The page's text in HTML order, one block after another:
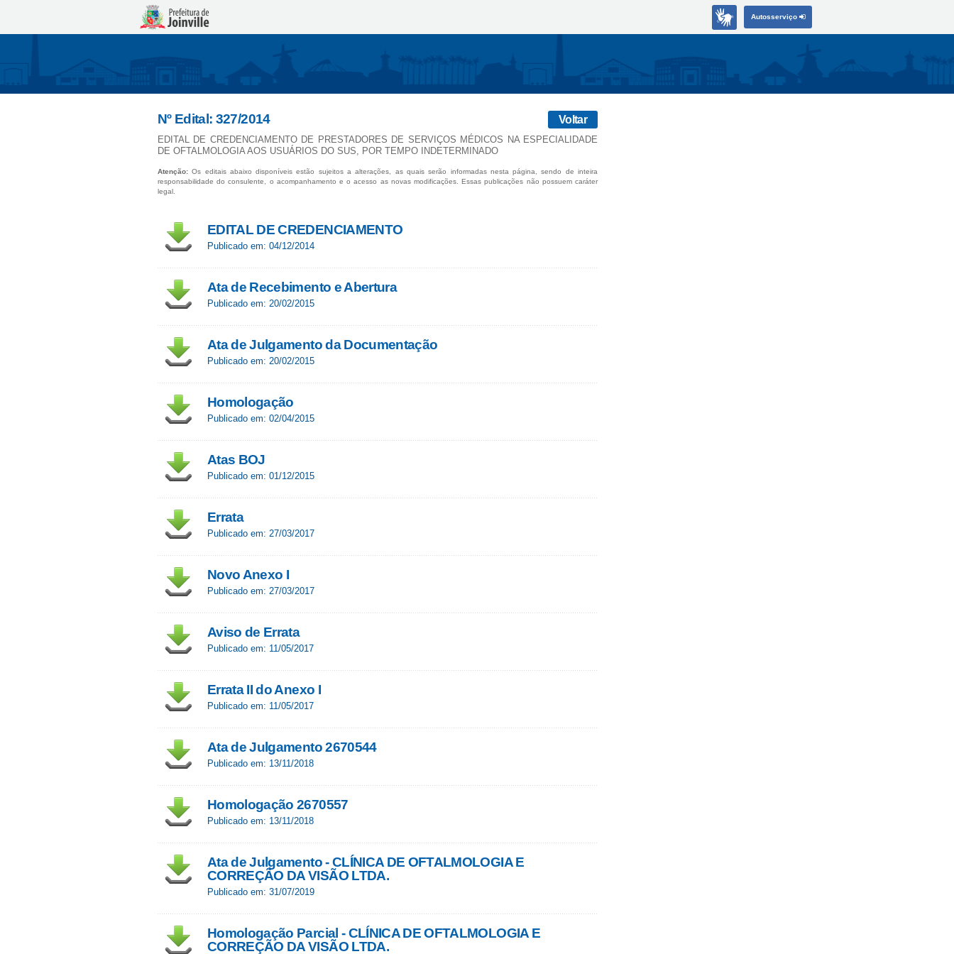
Autosserviço
Nº Edital: 327/2014 Voltar
EDITAL DE CREDENCIAMENTO DE PRESTADORES DE SERVIÇOS MÉDICOS NA ESPECIALIDADE
DE OFTALMOLOGIA AOS USUÁRIOS DO SUS, POR TEMPO INDETERMINADO
Atenção: Os editais abaixo disponíveis estão sujeitos a alterações, as quais serão informadas nesta página, sendo de inteira
responsabilidade do consulente, o acompanhamento e o acesso as novas modificações. Essas publicações não possuem caráter
legal.
EDITAL DE CREDENCIAMENTO
Publicado em: 04/12/2014
Ata de Recebimento e Abertura
Publicado em: 20/02/2015
Ata de Julgamento da Documentação
Publicado em: 20/02/2015
Homologação
Publicado em: 02/04/2015
Atas BOJ
Publicado em: 01/12/2015
Errata
Publicado em: 27/03/2017
Novo Anexo I
Publicado em: 27/03/2017
Aviso de Errata
Publicado em: 11/05/2017
Errata II do Anexo I
Publicado em: 11/05/2017
Ata de Julgamento 2670544
Publicado em: 13/11/2018
Homologação 2670557
Publicado em: 13/11/2018
Ata de Julgamento - CLÍNICA DE OFTALMOLOGIA E
CORREÇÃO DA VISÃO LTDA.​
Publicado em: 31/07/2019
Homologação Parcial - CLÍNICA DE OFTALMOLOGIA E
CORREÇÃO DA VISÃO LTDA.​